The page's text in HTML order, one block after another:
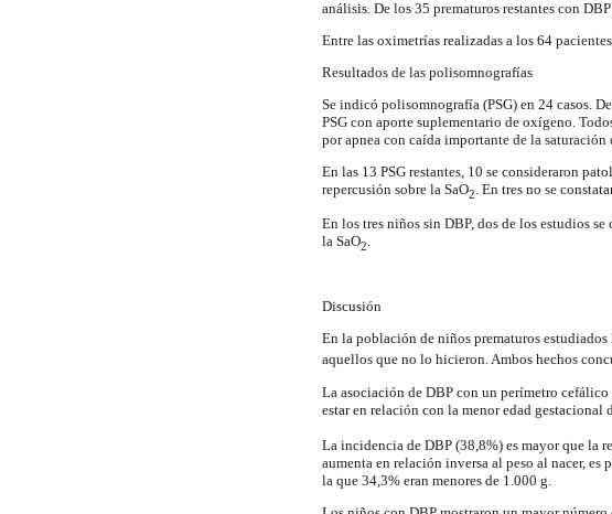
análisis. De los 35 prematuros restantes con
Entre las oximetrías realizadas a los 64
Resultados de las polisomnografías
Se indicó polisomnografía (PSG) en 24 casos.
PSG con aporte suplementario de oxígeno.
por apnea con caída importante de la
En las 13 PSG restantes, 10 se consideraron
repercusión sobre la SaO2. En tres no se
En los tres niños sin DBP, dos de los estudios
la SaO2.
Discusión
En la población de niños prematuros
aquellos que no lo hicieron. Ambos hechos
La asociación de DBP con un perímetro
estar en relación con la menor edad gestacional
La incidencia de DBP (38,8%) es mayor que la
aumenta en relación inversa al peso al nacer,
la que 34,3% eran menores de 1.000 g.